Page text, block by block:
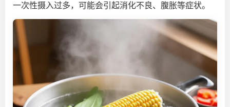
一次性摄入过多，可能会引起消化不良、腹胀等症状。